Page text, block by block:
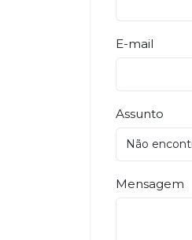
E-mail
Assunto
Mensagem